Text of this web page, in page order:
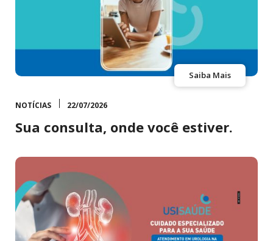
Saiba Mais
NOTÍCIAS 22/07/2026
Sua consulta, onde você estiver.